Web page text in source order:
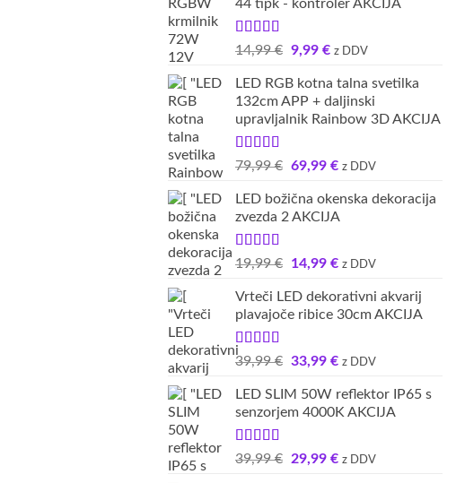
bila:
13,99 €.
44 tipk - kontroler AKCIJA
Ocenjeno
14,99€ Izvirna
je
bila:
14,99 €.
9,99 €Trenutna
je:
9,99 €.
z DDV
LED RGB kotna talna svetilka
132cm APP + daljinski
upravljalnik Rainbow 3D AKCIJA
Ocenjeno
79,99€ Izvirna
je
bila:
69,99 €Trenutna
je:
69,99 €.
z DDV
LED božična okenska dekoracija
zvezda 2 AKCIJA
Ocenjeno
19,99€
Izvirna
je
bila:
14,99 €Trenutna
je:
14,99 €.
z DDV
Vrteči LED dekorativni akvarij
plavajoče ribice 30cm AKCIJA
Ocenjeno
39,99€ Izvirna
je
bila:
33,99 €Trenutna
je:
33,99 €.
z DDV
LED SLIM 50W reflektor IP65 s
senzorjem 4000K AKCIJA
Ocenjeno
39,99€
Izvirna
29,99 €Trenutna
z DDV